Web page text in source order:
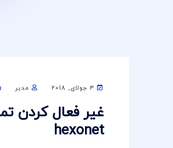
مدیر
غیر فعال کردن
hexonet